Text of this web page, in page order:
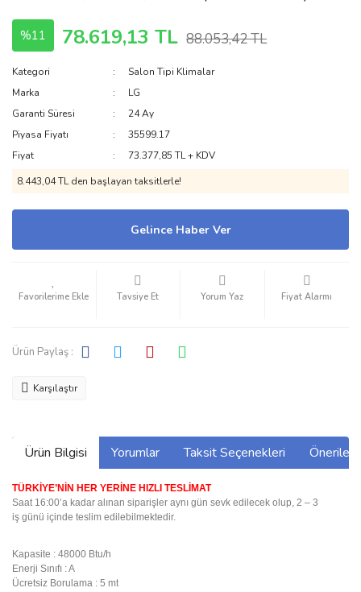
%11 78.619,13 TL 88.053,42 TL
Kategori
Salon Tipi Klimalar
Marka
LG
Garanti Süresi
24 Ay
Piyasa Fiyatı
35599.17
Fiyat
73.377,85 TL + KDV
8.443,04 TL den başlayan taksitlerle!
Gelince Haber Ver
Tavsiye Et Yorum Yaz Fiyat Alarmı
Ürün Paylaş :
Karşılaştır
Ürün Bilgisi Yorumlar Taksit Seçenekleri
TÜRKİYE’NİN HER YERİNE HIZLI TESLİMAT
Saat 16:00’a kadar alınan siparişler aynı gün sevk edilecek olup, 2 – 3
iş günü içinde teslim edilebilmektedir.
Kapasite : 48000 Btu/h
Enerji Sınıfı : A
Ücretsiz Borulama : 5 mt